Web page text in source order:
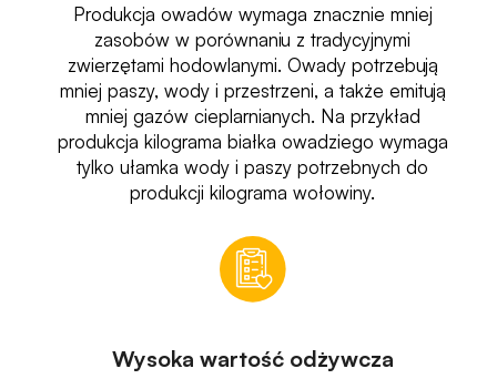
Produkcja owadów wymaga znacznie mniej
zasobów w porównaniu z tradycyjnymi
zwierzętami hodowlanymi. Owady potrzebują
mniej paszy, wody i przestrzeni, a także emitują
mniej gazów cieplarnianych. Na przykład
produkcja kilograma białka owadziego wymaga
tylko ułamka wody i paszy potrzebnych do
produkcji kilograma wołowiny.
Wysoka wartość odżywcza